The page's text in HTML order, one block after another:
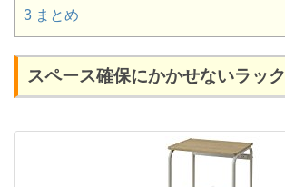
3 まとめ
スペース確保にかかせないラック